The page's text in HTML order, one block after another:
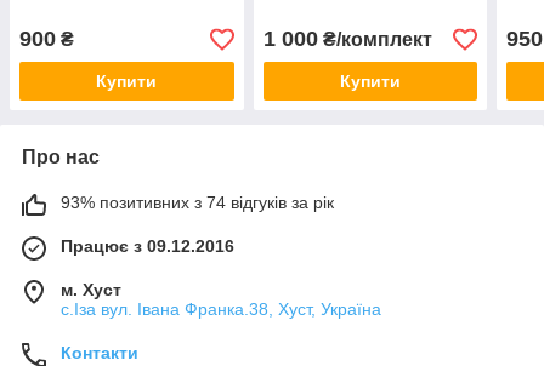
900 ₴
Купити
1 000₴/комплект
Купити
950
Про нас
93% позитивних з 74 відгуків за рік
Працює з 09.12.2016
м. Хуст
с.Іза вул. Івана Франка.38, Хуст, Україна
Контакти